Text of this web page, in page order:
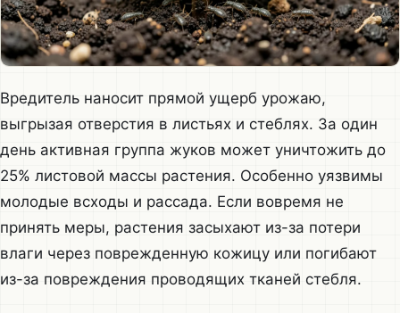
Вредитель наносит прямой ущерб урожаю,
выгрызая отверстия в листьях и стеблях. За один
день активная группа жуков может уничтожить до
25% листовой массы растения. Особенно уязвимы
молодые всходы и рассада. Если вовремя не
принять меры, растения засыхают из-за потери
влаги через поврежденную кожицу или погибают
из-за повреждения проводящих тканей стебля.